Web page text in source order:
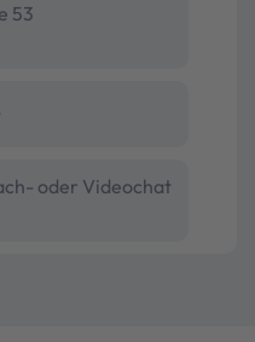
53
oder Videochat